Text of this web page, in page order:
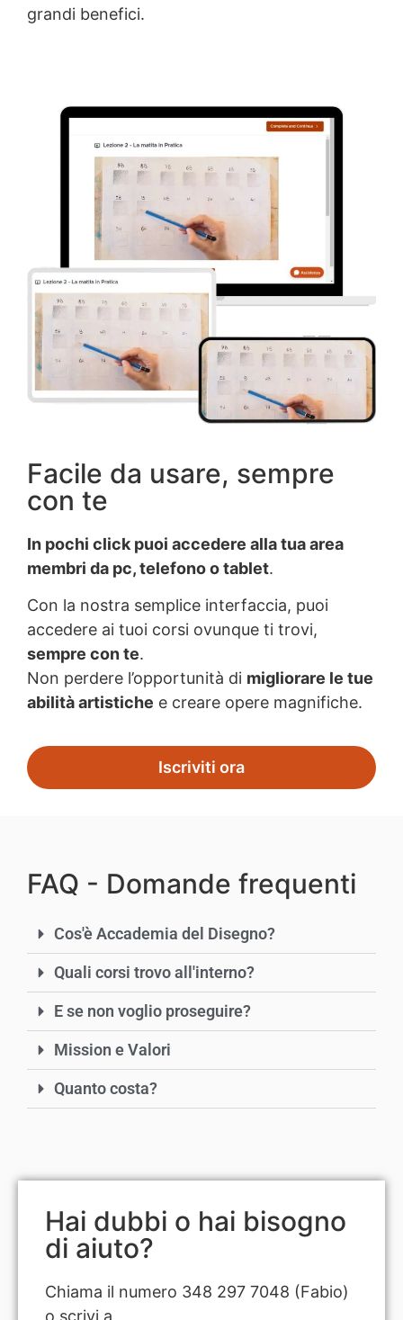
grandi benefici.
Facile da usare, sempre
con te
In pochi click puoi accedere alla tua area
membri da pc, telefono o tablet.
Con la nostra semplice interfaccia, puoi
accedere ai tuoi corsi ovunque ti trovi,
sempre con te.
Non perdere l’opportunità di migliorare le tue
abilità artistiche e creare opere magnifiche.
Iscriviti ora
FAQ - Domande frequenti
Cos'è Accademia del Disegno?
Quali corsi trovo all'interno?
E se non voglio proseguire?
Mission e Valori
Quanto costa?
Hai dubbi o hai bisogno
di aiuto?
Chiama il numero 348 297 7048 (Fabio)
o scrivi a